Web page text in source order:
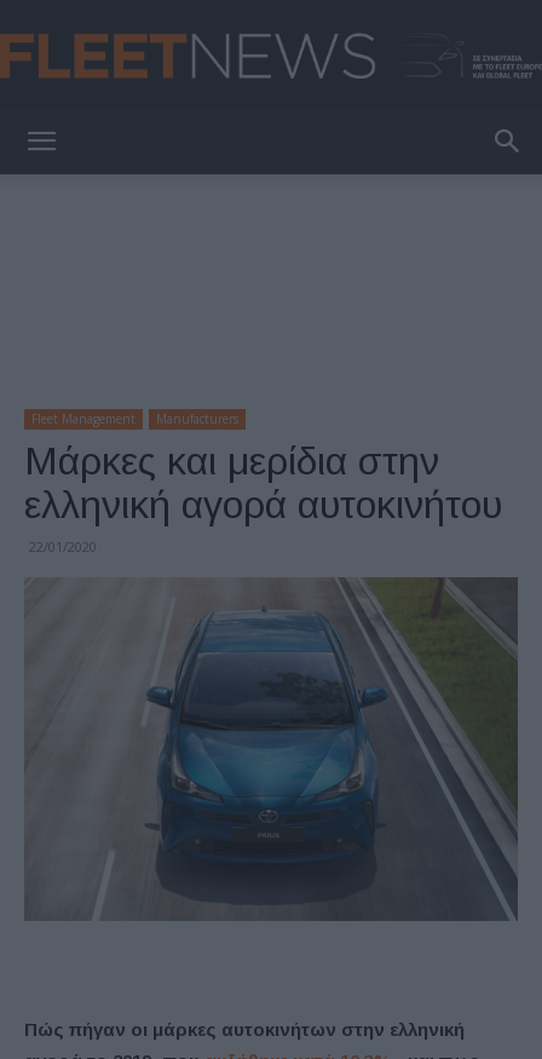
Fleet Management Manufacturers
Μάρκες και μερίδια στην
ελληνική αγορά αυτοκινήτου
22/01/2020
Πώς πήγαν οι μάρκες αυτοκινήτων στην ελληνική